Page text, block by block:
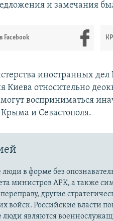
и замечания
Facebook
иностранных дел
Киева относительно
восприниматься
Крыма и Севастополя.
в форме без
министров АРК, а также
другие
войск. Российские власти
люди являются